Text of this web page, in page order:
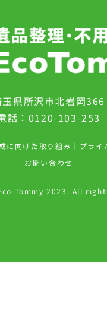
玉県所沢市北岩岡366
話：0120-103-253
に向けた取り組み ｜ プライ
お問い合わせ
Tommy 2023. All